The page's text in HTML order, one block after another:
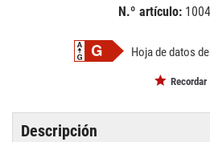
N.º artículo:
Hoja de datos
Recordar
Descripción